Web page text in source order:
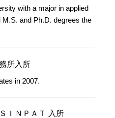
with a major in applied
and Ph.D. degrees the
所入所
in 2007.
ＩＮＰＡＴ 入所